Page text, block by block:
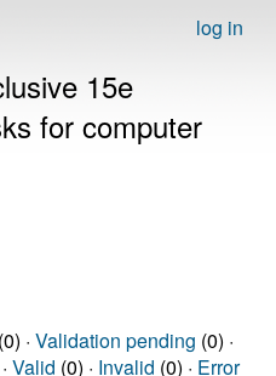
log in
15e
for computer
· Validation pending (0) ·
Valid (0) · Invalid (0) · Error